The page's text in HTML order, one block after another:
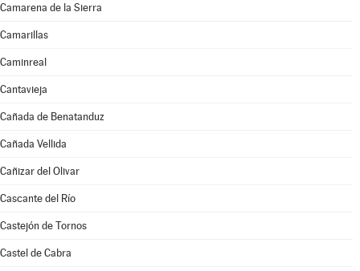
Camarena de la Sierra
Camarillas
Caminreal
Cantavieja
Cañada de Benatanduz
Cañada Vellida
Cañizar del Olivar
Cascante del Río
Castejón de Tornos
Castel de Cabra